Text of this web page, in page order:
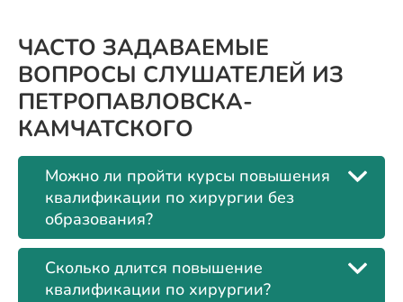
ЧАСТО ЗАДАВАЕМЫЕ
ВОПРОСЫ СЛУШАТЕЛЕЙ ИЗ
ПЕТРОПАВЛОВСКА-
КАМЧАТСКОГО
Можно ли пройти курсы повышения
квалификации по хирургии без
образования?
Сколько длится повышение
квалификации по хирургии?